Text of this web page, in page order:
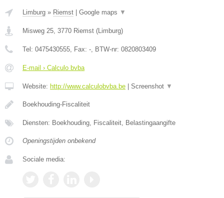
Limburg » Riemst Google maps ▼
Misweg 25, 3770 Riemst (Limburg)
Tel: 0475430555, Fax: -, BTW-nr: 0820803409
E-mail › Calculo bvba
Website: http://www.calculobvba.be Screenshot ▼
Boekhouding-Fiscaliteit
Diensten: Boekhouding, Fiscaliteit, Belastingaangifte
Openingstijden onbekend
Sociale media: